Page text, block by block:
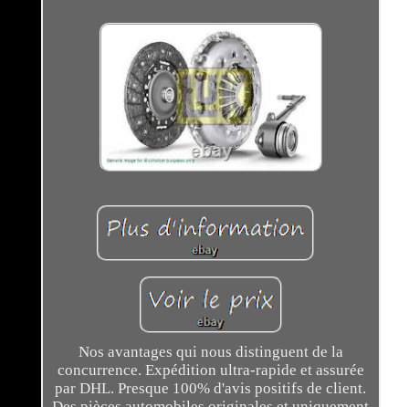
Nos avantages qui nous distinguent de la
concurrence. Expédition ultra-rapide et assurée
par DHL. Presque 100% d'avis positifs de client.